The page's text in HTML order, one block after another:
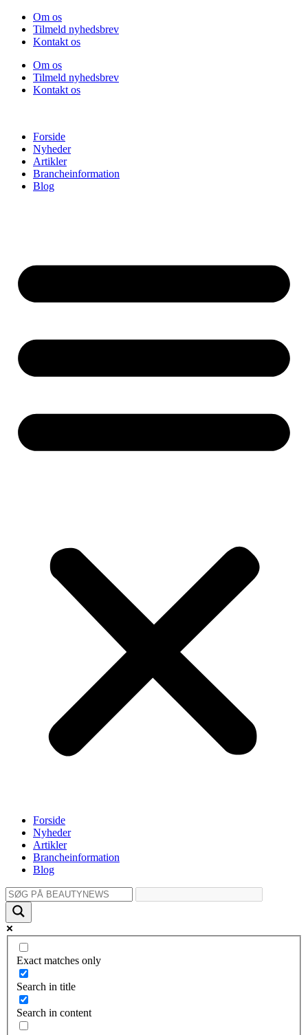
Videre
indhold
Om os
Tilmeld nyhedsbrev
Kontakt os
Om os
Tilmeld nyhedsbrev
Kontakt os
Forside
Nyheder
Artikler
Brancheinformation
Blog
Forside
Nyheder
Artikler
Brancheinformation
Blog
Exact matches only
Search in title
Search in content